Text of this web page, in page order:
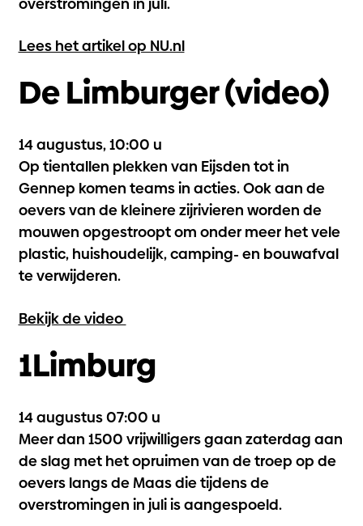
Lees het artikel op NU.nl
De Limburger (video)
14 augustus, 10:00 u
Op tientallen plekken van Eijsden tot in
Gennep komen teams in acties. Ook aan de
oevers van de kleinere zijrivieren worden de
mouwen opgestroopt om onder meer het vele
plastic, huishoudelijk, camping- en bouwafval
te verwijderen.
Bekijk de video
1Limburg
14 augustus 07:00 u
Meer dan 1500 vrijwilligers gaan zaterdag aan
de slag met het opruimen van de troep op de
oevers langs de Maas die tijdens de
overstromingen in juli is aangespoeld.